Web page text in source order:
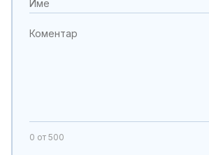
0 от 500